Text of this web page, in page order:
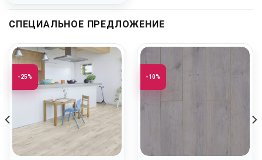
СПЕЦИАЛЬНОЕ ПРЕДЛОЖЕНИЕ
-25% -10%